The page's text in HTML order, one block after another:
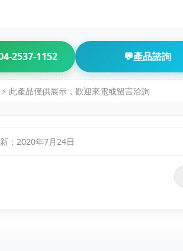
2537-1152 💬產品諮詢
⚡ 此產品僅供展示，歡迎來電或留言洽詢
：2020年7月24日